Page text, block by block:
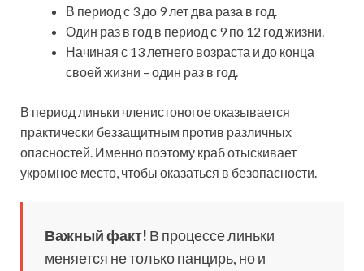
В период с 3 до 9 лет два раза в год.
Один раз в год в период с 9 по 12 год жизни.
Начиная с 13 летнего возраста и до конца
своей жизни – один раз в год.
В период линьки членистоногое оказывается
практически беззащитным против различных
опасностей. Именно поэтому краб отыскивает
укромное место, чтобы оказаться в безопасности.
Важный факт! В процессе линьки
меняется не только панцирь, но и